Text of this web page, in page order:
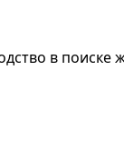
в поиске